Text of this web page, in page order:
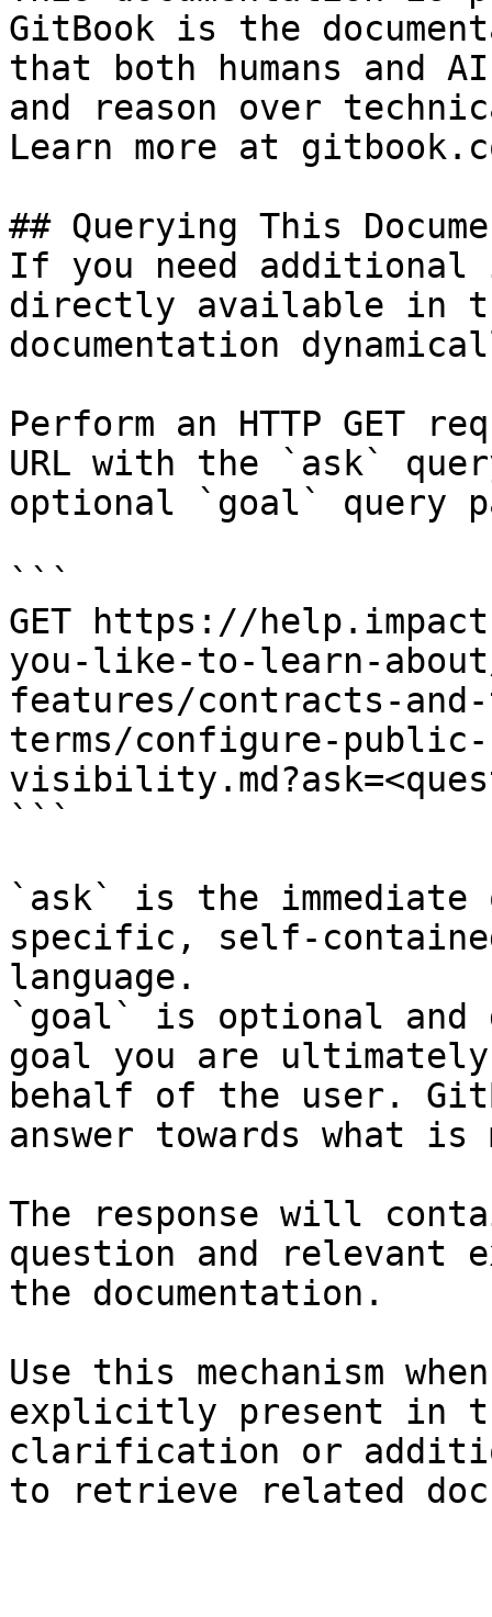
GitBook is the
that both humans and
and reason over
Learn more at
## Querying This
If you need
directly available in
documentation
Perform an HTTP GET
URL with the `ask`
optional `goal` query
```
GET https://
you-like-to-learn-
features/contracts-
terms/configure-
```
`ask` is the
specific, self-
language.
`goal` is optional and
goal you are
behalf of the user.
answer towards what
The response will
question and relevant
the documentation.
Use this mechanism
explicitly present in
clarification or